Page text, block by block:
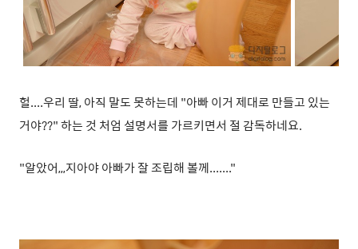
헐....우리 딸, 아직 말도 못하는데 "아빠 이거 제대로 만들고 있는
거야??" 하는 것 처엄 설명서를 가르키면서 절 감독하네요.
"알았어,,,지아야 아빠가 잘 조립해 볼께......."